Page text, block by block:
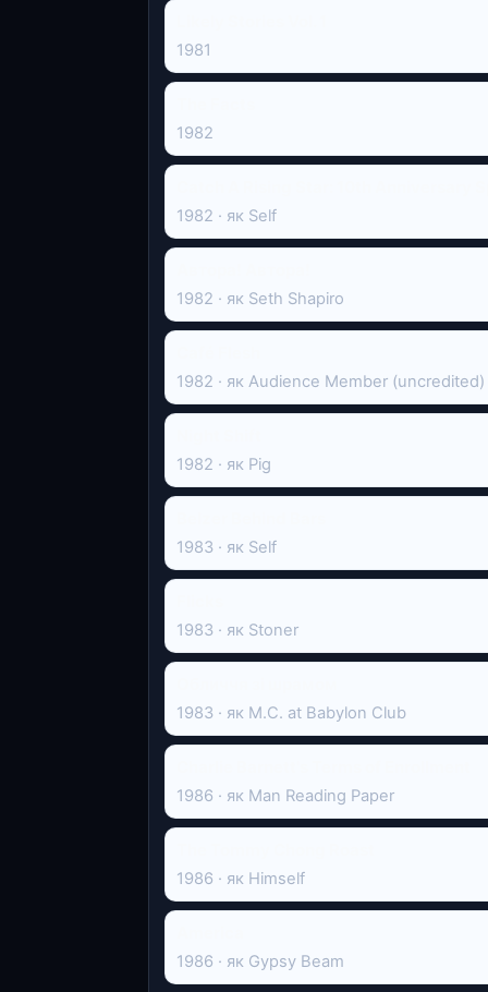
1981
1982
1982 · як Self
1982 · як Seth Shapiro
1982 · як Audience Member (uncredited)
1982 · як Pig
1983 · як Self
1983 · як Stoner
1983 · як M.C. at Babylon Club
1986 · як Man Reading Paper
1986 · як Himself
1986 · як Gypsy Beam